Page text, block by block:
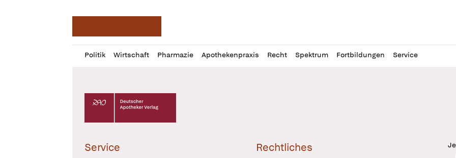
Politik Wirtschaft Pharmazie Apothekenpraxis Recht Spektrum Fortbildungen Service
Profil
öffnen
Daz
Pur
Deutscher Apotheker Verlag Logo
Service Rechtliches